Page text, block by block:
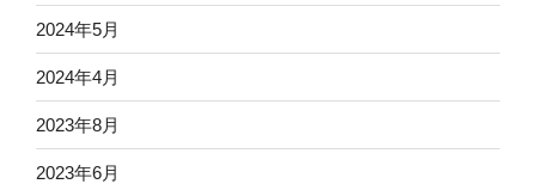
2024年5月
2024年4月
2023年8月
2023年6月